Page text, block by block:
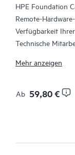
HPE Foundation
Remote-
Verfügbarkeit
Technische
Behebung von
Mit dem
schneller
Exchange wurde
Mehr anzeigen
Ab 59,80 €